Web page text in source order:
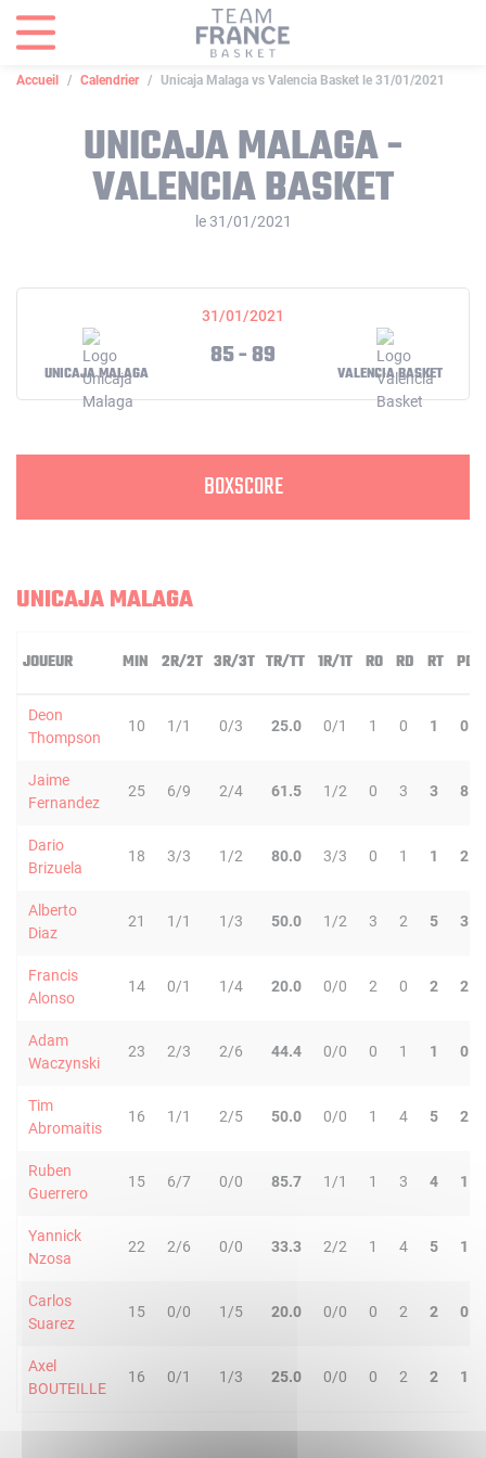
Accueil Calendrier Unicaja Malaga vs Valencia Basket le 31/01/2021
UNICAJA MALAGA -
VALENCIA BASKET
le 31/01/2021
31/01/2021
UNICAJA MALAGA
85 - 89
VALENCIA BASKET
BOXSCORE
UNICAJA MALAGA
JOUEUR MIN 2R/2T 3R/3T TR/TT 1R/1T RO RD RT PD
Deon
Thompson
10 1/1 0/3 25.0 0/1 1 0 1 0
Jaime
Fernandez
25 6/9 2/4 61.5 1/2 0 3 3 8
Dario
Brizuela
18 3/3 1/2 80.0 3/3 0 1 1 2
Alberto
Diaz
21 1/1 1/3 50.0 1/2 3 2 5 3
Francis
Alonso
14 0/1 1/4 20.0 0/0 2 0 2 2
Adam
Waczynski
23 2/3 2/6 44.4 0/0 0 1 1 0
Tim
Abromaitis
16 1/1 2/5 50.0 0/0 1 4 5 2
Ruben
Guerrero
15 6/7 0/0 85.7 1/1 1 3 4 1
Yannick
Nzosa
22 2/6 0/0 33.3 2/2 1 4 5 1
Carlos
Suarez
15 0/0 1/5 20.0 0/0 0 2 2 0
Axel
BOUTEILLE
16 0/1 1/3 25.0 0/0 0 2 2 1
Panneau de gestion des cookies